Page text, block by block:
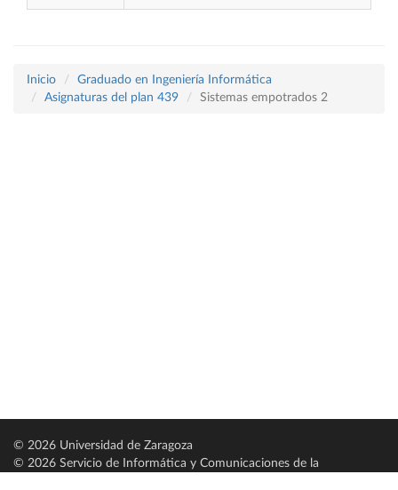
Inicio
Graduado en Ingeniería Informática
Asignaturas del plan 439
Sistemas empotrados 2
© 2026 Universidad de Zaragoza
© 2026 Servicio de Informática y Comunicaciones de la